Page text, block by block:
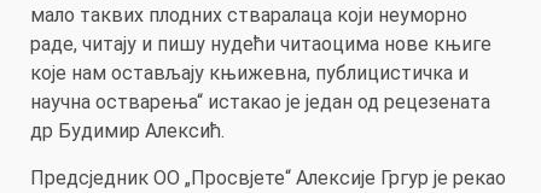
мало таквих плодних стваралаца који неуморно
раде, читају и пишу нудећи читаоцима нове књиге
које нам остављају књижевна, публицистичка и
научна остварења“ истакао је један од рецезената
др Будимир Алексић.
Предсједник ОО „Просвјете“ Алексије Гргур је рекао